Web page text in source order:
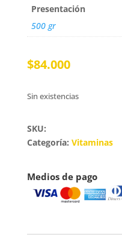
Presentación
500 gr
$84.000
Sin existencias
SKU:
Categoría: Vitaminas
Medios de pago